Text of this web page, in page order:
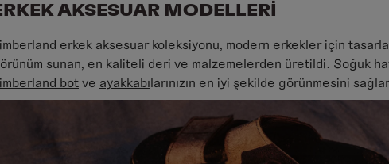
AKSESUAR MODELLERI
erkek aksesuar koleksiyonu, modern erkekler için
sunan, en kaliteli deri ve malzemelerden üretildi. Soğuk
bot ve ayakkabılarınızın en iyi şekilde görünmesini